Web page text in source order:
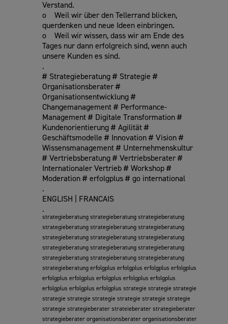
Verstand.
o Weil wir über den Tellerrand blicken,
querdenken und neue Ideen einbringen.
o Weil wir wissen, dass wir am Ende des
Tages nur dann erfolgreich sind, wenn auch
unsere Kunden es sind.
.
# Strategieberatung # Strategie #
Organisationsberater #
Organisationsentwicklung #
Changemanagement # Performance-
Management # Digitale Transformation #
Kundenorientierung # Agilität #
Geschäftsmodelle # Innovation # Vision #
Wissensmanagement # Unternehmenskultur
# Vertriebsberatung # Vertriebsberater #
Internationaler Vertrieb # Workshop #
Moderation # erfolgplus # go international
.
ENGLISH | FRANCAIS
.
strategieberatung strategieberatung strategieberatung
strategieberatung strategieberatung strategieberatung
strategieberatung strategieberatung strategieberatung
strategieberatung strategieberatung strategieberatung
strategieberatung strategieberatung strategieberatung
strategieberatung erfolgplus erfolgplus erfolgplus erfolgplus
erfolgplus erfolgplus erfolgplus erfolgplus erfolgplus
erfolgplus erfolgplus erfolgplus strategie strategie strategie
strategie strategie strategie strategie strategie strategie
strategie strategieberater strateieberater strategieberater
strategieberater organisationsberater organisationsberater